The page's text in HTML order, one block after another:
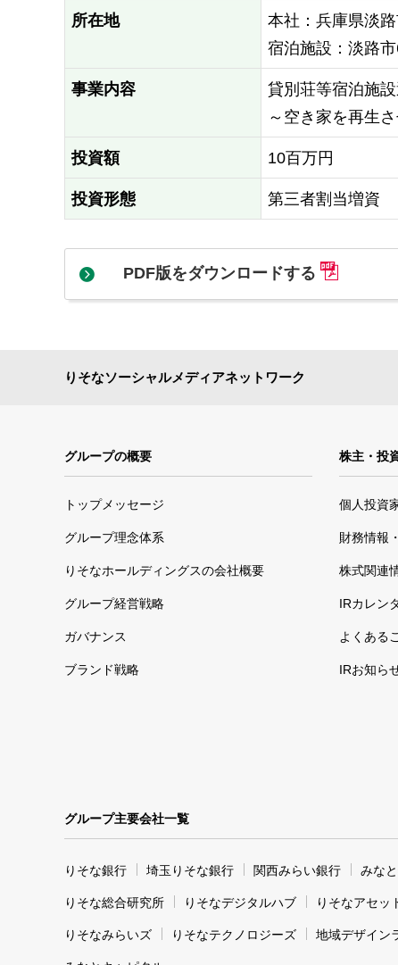
所在地
本社：兵庫県淡
宿泊施設：淡路
事業内容
貸別荘等宿泊施
～空き家を再生
投資額 10百万円
投資形態 第三者割当増資
PDF版をダウンロードする
りそなソーシャルメディアネットワーク
グループの概要
トップメッセージ
グループ理念体系
りそなホールディングスの会社概要
グループ経営戦略
ガバナンス
ブランド戦略
株主・投
個人投資
財務情報
株式関連
IRカレン
よくある
IRお知ら
グループ主要会社一覧
りそな銀行 埼玉りそな銀行 関西みらい銀行 みな
りそな総合研究所 りそなデジタルハブ りそなアセッ
りそなみらいズ りそなテクノロジーズ 地域デザイン